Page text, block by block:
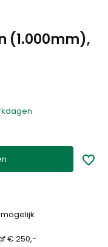
(1.000mm),
mogelijk
€ 250,-